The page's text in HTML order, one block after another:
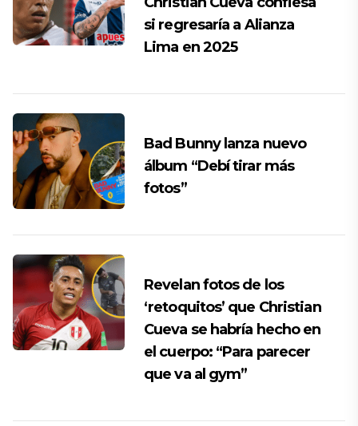
si regresaría a Alianza
Lima en 2025
Bad Bunny lanza nuevo
álbum “Debí tirar más
fotos”
Revelan fotos de los
‘retoquitos’ que Christian
Cueva se habría hecho en
el cuerpo: “Para parecer
que va al gym”